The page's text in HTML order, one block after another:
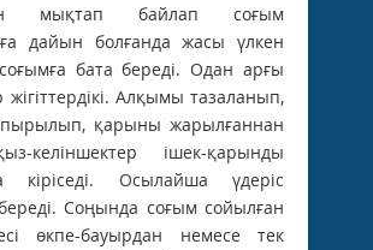
мықтап байлап соғым
дайын болғанда жасы үлкен
бата береді. Одан арғы
Алқымы тазаланып,
қарыны жарылғаннан
келіншектер ішек-қарынды
кіріседі. Осылайша үдеріс
Соңында соғым сойылған
өкпе-бауырдан немесе тек